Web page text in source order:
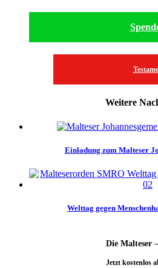
Weitere
Einladung zum Malteser
Welttag gegen
Die Malteser
Jetzt kostenlos